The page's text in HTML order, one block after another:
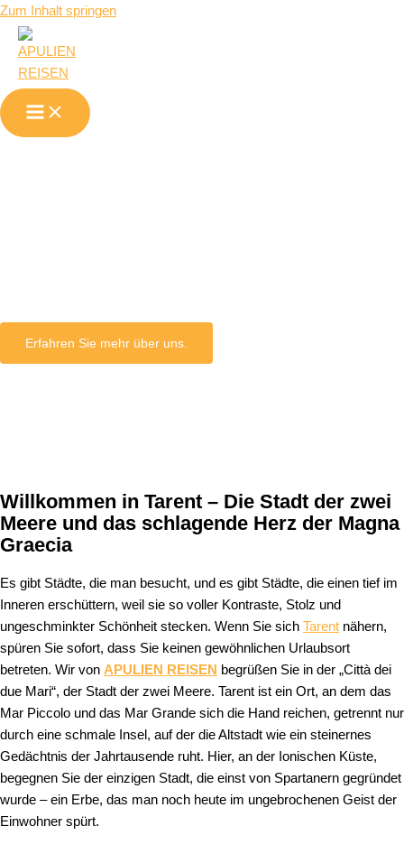
Zum Inhalt springen
Erfahren Sie mehr über uns.
Willkommen in Tarent – Die Stadt der zwei
Meere und das schlagende Herz der Magna
Graecia
Es gibt Städte, die man besucht, und es gibt Städte, die einen tief im
Inneren erschüttern, weil sie so voller Kontraste, Stolz und
ungeschminkter Schönheit stecken. Wenn Sie sich Tarent nähern,
spüren Sie sofort, dass Sie keinen gewöhnlichen Urlaubsort
betreten. Wir von APULIEN REISEN begrüßen Sie in der „Città dei
due Mari“, der Stadt der zwei Meere. Tarent ist ein Ort, an dem das
Mar Piccolo und das Mar Grande sich die Hand reichen, getrennt nur
durch eine schmale Insel, auf der die Altstadt wie ein steinernes
Gedächtnis der Jahrtausende ruht. Hier, an der Ionischen Küste,
begegnen Sie der einzigen Stadt, die einst von Spartanern gegründet
wurde – ein Erbe, das man noch heute im ungebrochenen Geist der
Einwohner spürt.